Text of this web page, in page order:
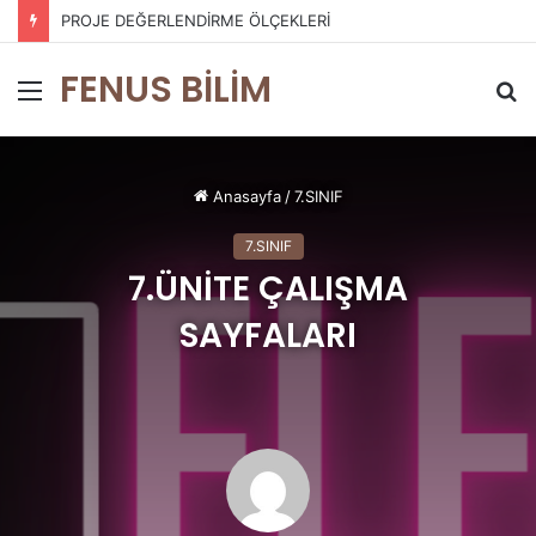
PERFORMANS DEĞERLENDİRME ÖLÇEKLERİ
Menü
FENUS BİLİM
Anasayfa / 7.SINIF
7.SINIF
7.ÜNİTE ÇALIŞMA
SAYFALARI